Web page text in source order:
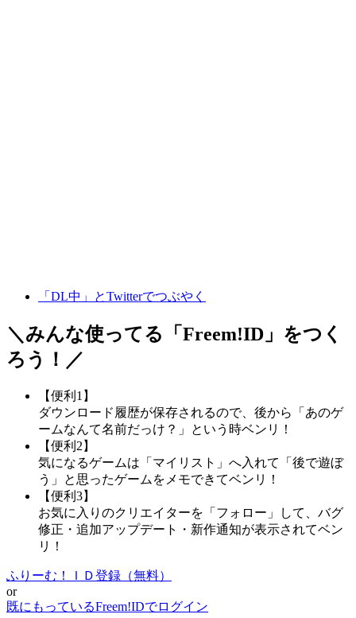
「DL中」とTwitterでつぶやく
＼みんな使ってる「 Freem!ID 」をつく
ろう！／
【便利1】
ダウンロード履歴が保存されるので、後から「あのゲ
ームなんて名前だっけ？」という時ベンリ！
【便利2】
気になるゲームは「マイリスト」へ入れて「後で遊ぼ
う」と思ったゲームをメモできてベンリ！
【便利3】
お気に入りのクリエイターを「フォロー」して、バグ
修正・追加アップデート・新作通知が表示されてベン
リ！
ふりーむ！ＩＤ登録（無料）
or
既にもっているFreem!IDでログイン